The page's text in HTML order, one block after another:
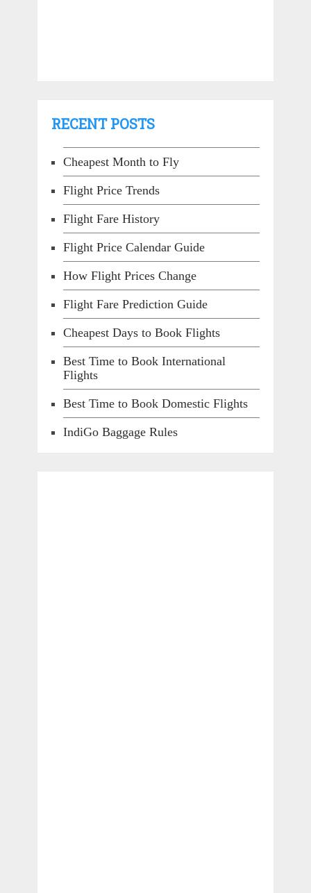
RECENT POSTS
Cheapest Month to Fly
Flight Price Trends
Flight Fare History
Flight Price Calendar Guide
How Flight Prices Change
Flight Fare Prediction Guide
Cheapest Days to Book Flights
Best Time to Book International
Flights
Best Time to Book Domestic Flights
IndiGo Baggage Rules